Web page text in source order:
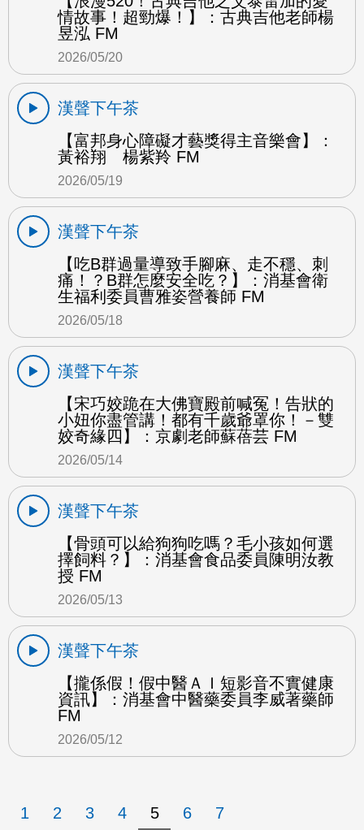
情故事！超勁爆！】：古典吉他老師楊
昱泓 FM
2026/05/20
漢聲下午茶
【富邦身心障礙才藝獎得主音樂會】：
黃裕翔 楊紫羚 FM
2026/05/19
漢聲下午茶
【吃B群過量導致手腳麻、走不穩、刺
痛！？B群怎麼安全吃？】：消基會衛
生福利委員曹雅姿營養師 FM
2026/05/18
漢聲下午茶
【宋巧姣跪在大佛寶殿前喊冤！告狀的
小妞你盡管講！都有千歲爺罩你！－雙
姣奇緣四】：京劇老師蘇蓓芸 FM
2026/05/14
漢聲下午茶
【骨頭可以給狗狗吃嗎？毛小孩如何選
擇飼料？】：消基會食品委員陳明汝教
授 FM
2026/05/13
漢聲下午茶
【攏係假！假中醫ＡＩ短影音不實健康
資訊】：消基會中醫藥委員李威著藥師
FM
2026/05/12
1 2 3 4 5 6 7